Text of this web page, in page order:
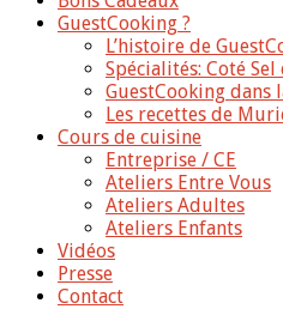
GuestCooking ?
L’histoire de
Spécialités: Coté Sel
GuestCooking dans
Les recettes de
Cours de cuisine
Entreprise / CE
Ateliers Entre Vous
Ateliers Adultes
Ateliers Enfants
Vidéos
Presse
Contact